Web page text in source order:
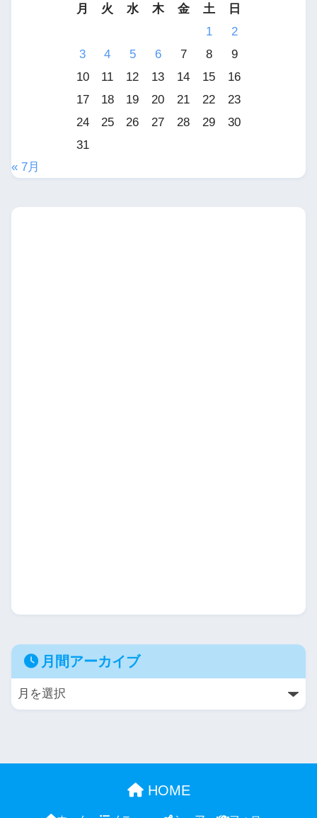
月
火 水 木 金 土
日
1
2
3
4 5 6 7 8
9
10
11 12 13 14 15
16
17
18 19 20 21 22
23
24
25 26 27 28 29
30
31
« 7月
月間アーカイブ
HOME